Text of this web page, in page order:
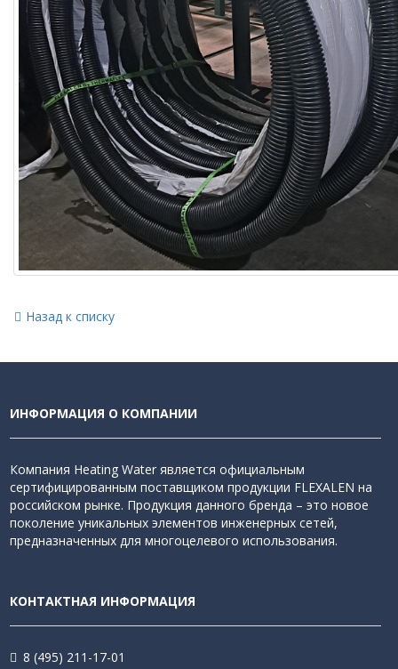
Назад к списку
ИНФОРМАЦИЯ О КОМПАНИИ
Компания Heating Water является официальным
сертифицированным поставщиком продукции FLEXALEN на
российском рынке. Продукция данного бренда – это новое
поколение уникальных элементов инженерных сетей,
предназначенных для многоцелевого использования.
КОНТАКТНАЯ ИНФОРМАЦИЯ
8 (495) 211-17-01